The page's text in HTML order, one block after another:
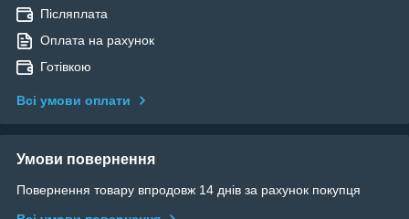
Післяплата
Оплата на рахунок
Готівкою
Всі умови оплати
Умови повернення
Повернення товару впродовж 14 днів за рахунок покупця